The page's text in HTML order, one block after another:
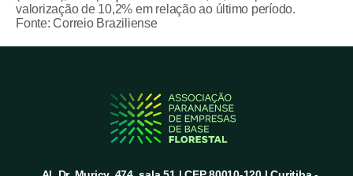
valorização de 10,2% em relação ao último período.
Fonte: Correio Braziliense